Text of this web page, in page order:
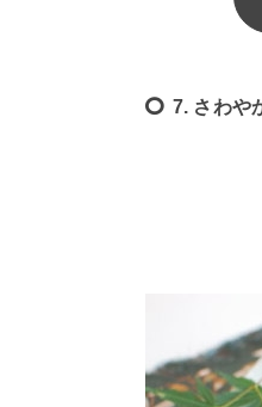
7. さわや